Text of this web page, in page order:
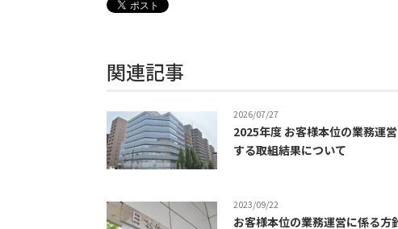
関連記事
2026/07/27
2025年度 お客様本位の業務運
する取組結果について
2023/09/22
お客様本位の業務運営に係る方